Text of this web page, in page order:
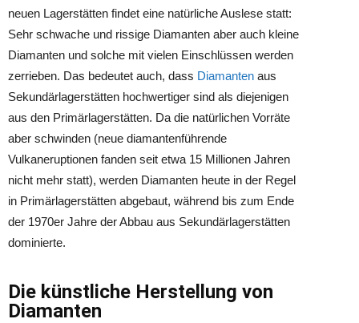
neuen Lagerstätten findet eine natürliche Auslese statt:
Sehr schwache und rissige Diamanten aber auch kleine
Diamanten und solche mit vielen Einschlüssen werden
zerrieben. Das bedeutet auch, dass Diamanten aus
Sekundärlagerstätten hochwertiger sind als diejenigen
aus den Primärlagerstätten. Da die natürlichen Vorräte
aber schwinden (neue diamantenführende
Vulkaneruptionen fanden seit etwa 15 Millionen Jahren
nicht mehr statt), werden Diamanten heute in der Regel
in Primärlagerstätten abgebaut, während bis zum Ende
der 1970er Jahre der Abbau aus Sekundärlagerstätten
dominierte.
Die künstliche Herstellung von
Diamanten